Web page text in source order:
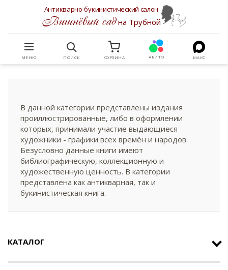
Антикварно-букинистический салон
Вишнёвый садна Трубной
МЕНЮ ПОИСК КОРЗИНА АВИТО МАКС
В данной категории представлены издания
проиллюстрированные, либо в оформлении
которых, принимали участие выдающиеся
художники - графики всех времён и народов.
Безусловно данные книги имеют
библиографическую, коллекционную и
художественную ценность. В категории
представлена как антикварная, так и
букинистическая книга.
КАТАЛОГ